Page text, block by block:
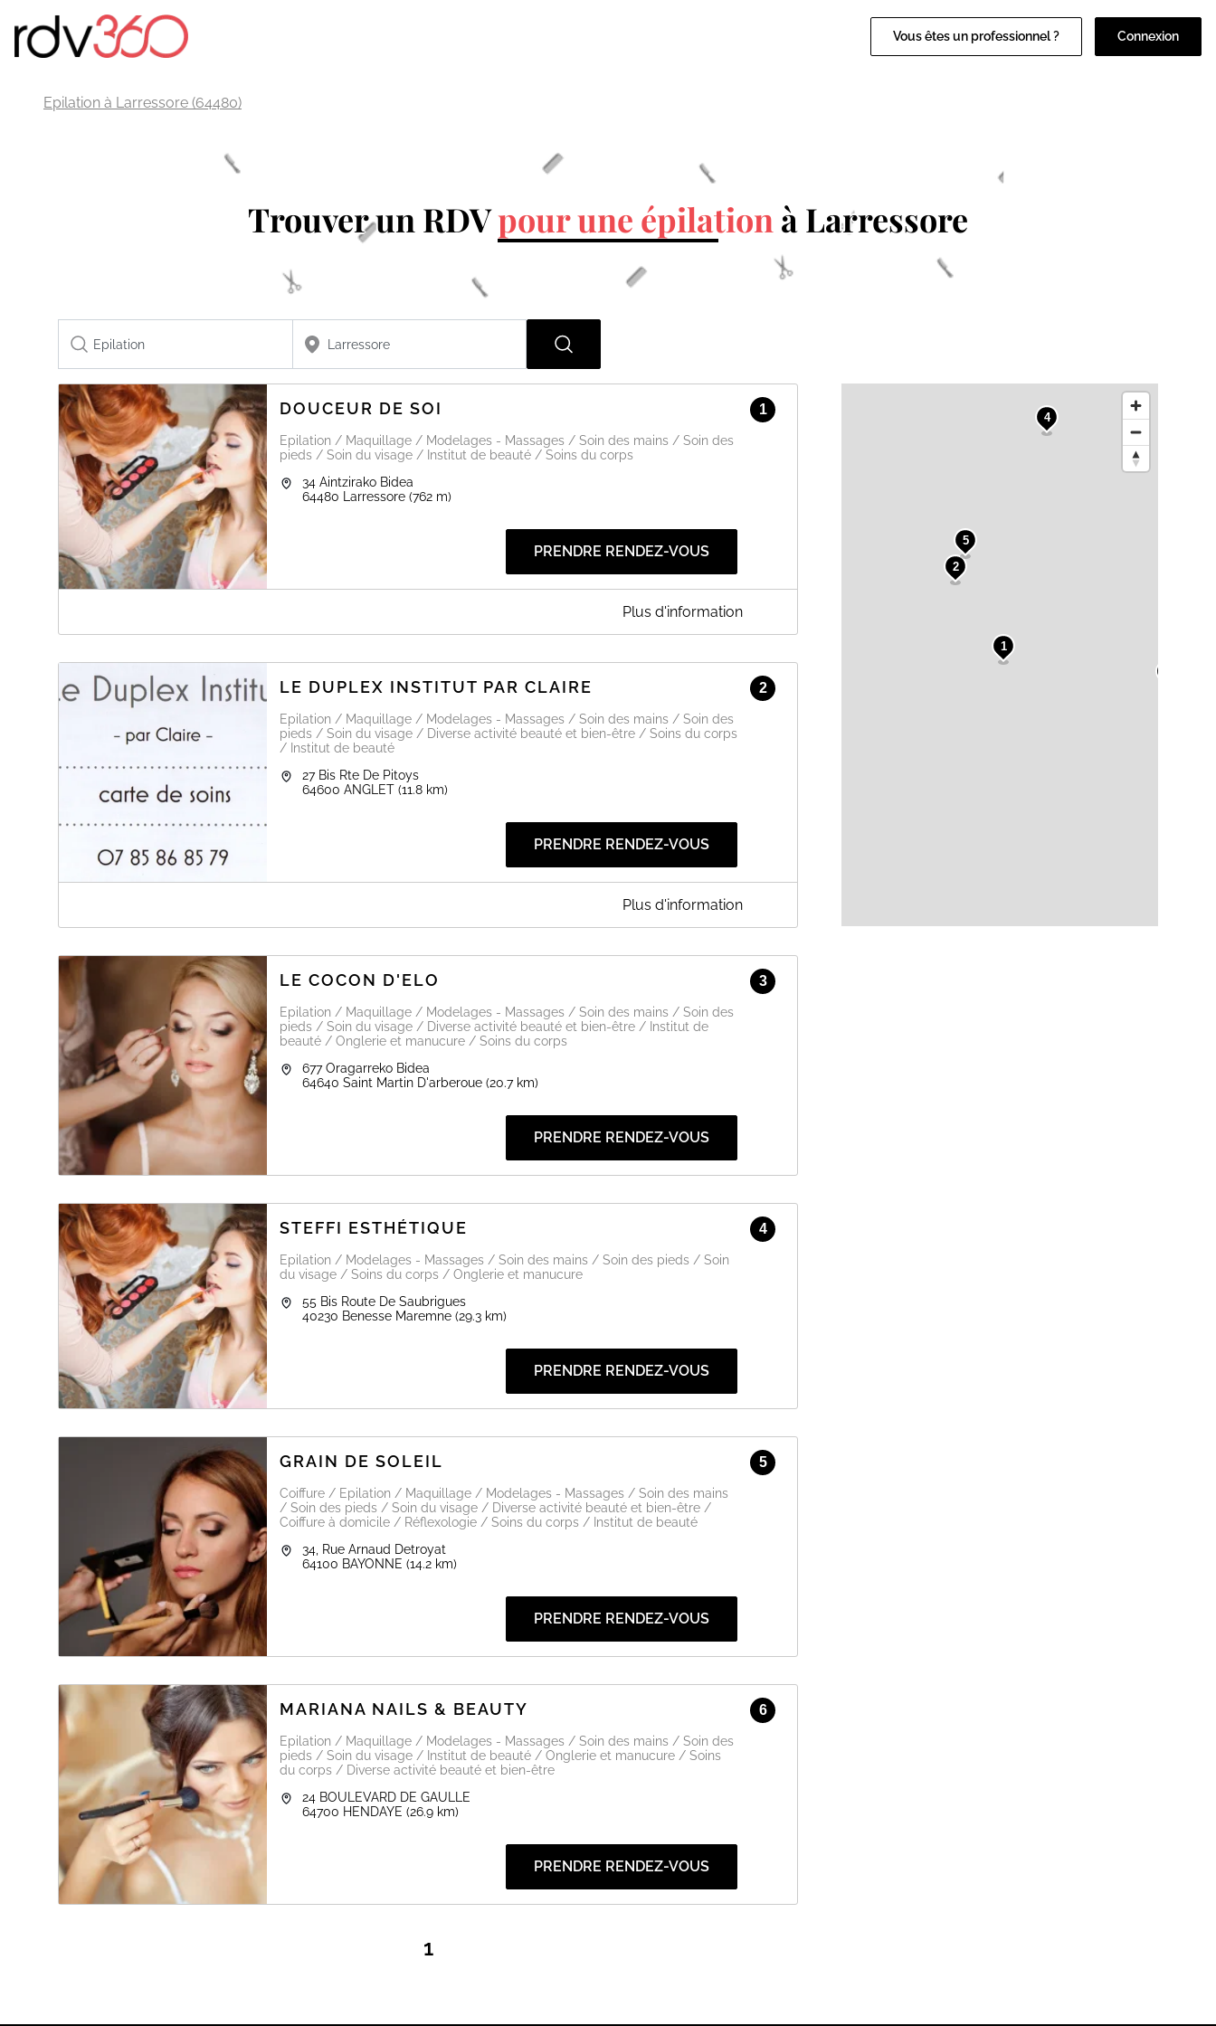
Vous êtes un professionnel ? Connexion
Epilation à Larressore (64480)
Trouver un RDVpour une épilation à Larressore
DOUCEUR DE SOI 1
Epilation / Maquillage / Modelages - Massages / Soin des mains / Soin des
pieds / Soin du visage / Institut de beauté / Soins du corps
34 Aintzirako Bidea
64480
Larressore (762 m)
PRENDRE RENDEZ-VOUS
https://www.kalendes.com/site/douceurdesoi/welcome
Plus d'information
LE DUPLEX INSTITUT PAR CLAIRE 2
Epilation / Maquillage / Modelages - Massages / Soin des mains / Soin des
pieds / Soin du visage / Diverse activité beauté et bien-être / Soins du corps
/ Institut de beauté
27 Bis Rte De Pitoys
64600 ANGLET (11.8 km)
PRENDRE RENDEZ-VOUS
A la fin du mois de janvier 2023, l'institut fermera ses portes.
Vous faites partie de l'histoire du Duplex Institut; MERCI pour votre fidélité!!
Claire.
Claire vous propose tout ce dont vous avez besoin pour vous sentir mieux !
En en cas de problème pour choisir votre rendez-vous, n’hésitez pas :
07 85 86 85 79 (sms ou appel)
Minceur, jeunesse, soins visage et corps, épilations, maquillage, vernis semi-permanent, manucure, relaxation, tout a
été pensé pour vous, alors à très vite!!
Plus d'information
LE COCON D'ELO 3
Epilation / Maquillage / Modelages - Massages / Soin des mains / Soin des
pieds / Soin du visage / Diverse activité beauté et bien-être / Institut de
beauté / Onglerie et manucure / Soins du corps
677 Oragarreko Bidea
64640 Saint Martin D'arberoue (20.7 km)
PRENDRE RENDEZ-VOUS
STEFFI ESTHÉTIQUE 4
Epilation / Modelages - Massages / Soin des mains / Soin des pieds / Soin
du visage / Soins du corps / Onglerie et manucure
55 Bis Route De Saubrigues
40230 Benesse Maremne (29.3 km)
PRENDRE RENDEZ-VOUS
GRAIN DE SOLEIL 5
Coiffure / Epilation / Maquillage / Modelages - Massages / Soin des mains
/ Soin des pieds / Soin du visage / Diverse activité beauté et bien-être /
Coiffure à domicile / Réflexologie / Soins du corps / Institut de beauté
34, Rue Arnaud Detroyat
64100 BAYONNE (14.2 km)
PRENDRE RENDEZ-VOUS
MARIANA NAILS & BEAUTY 6
Epilation / Maquillage / Modelages - Massages / Soin des mains / Soin des
pieds / Soin du visage / Institut de beauté / Onglerie et manucure / Soins
du corps / Diverse activité beauté et bien-être
24 BOULEVARD DE GAULLE
64700 HENDAYE (26.9 km)
PRENDRE RENDEZ-VOUS
1
1
2
4
5
6